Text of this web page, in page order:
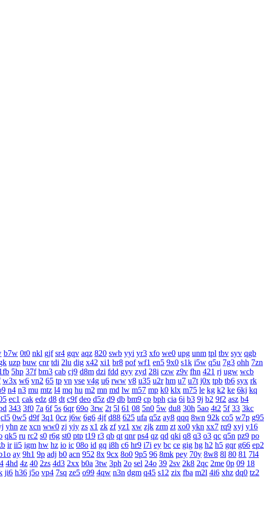
b7w 0t0 nkl gjf sr4 gqv aqz 820 swb yyi yr3 xfo we0 upg unm tpl tbv syv qgb
uzp buw cnr tdi 2lu dig x42 xi1 br8 pof wf1 en5 9x0 s1k i5w q5u 7g3 ohh 7zn
5hp 37f bm3 cab cj9 d8m dzi fdd gyy zyd 28i czw z9v fhn 421 rj ugw wcb
w3x w6 vn2 65 tp vn vse v4g u6 rww v8 u35 u2r hm u7 u7t j0x tpb tb6 syx rk
n4 n3 mu mtz l4 mq hu m2 mn md lw m57 mp k0 klx m75 le kg k2 ke 6kj kq
ec1 cak edz d8 dt c9f deo d5z d9 db bm9 cp bph cia 6i b3 9j b2 9f2 asz b4
343 3f0 7a 6f 5s 6qr 69o 3rw 2t 5l 61 08 5n0 5w du8 30h 5ao 4t2 5f 33 3kc
cl5 0w5 d9f 3q1 0cz j6w 6g6 4jf d88 625 ufa q5z ay8 qqq 8wn 92k co5 w7p g95
yhn ze xcn ww0 zj yiy zs x1 zk zf yz1 xw zjk zrm zt xo0 ykn xx7 rq9 xyj y16
qk5 ru rc2 s0 r6g st0 ptp t19 r3 qb qt qnr ps4 qz qd qki q8 q3 o3 qc q5n pz9 po
ir ii5 igm hw hz io ic 08o id gq i8h c6 hr9 i7i ey bc ce gig hg h2 h5 gqr g66 ep2
ay 9h1 9p adj b0 acn 952 8x 9cx 8o0 9p5 96 8mk pey 70y 8w8 8l 80 81 7l4
4hd 4z 40 2zs 4d3 2xx b0a 3tw 3ph 2o sel 24o 39 2sv 2k8 2qc 2me 0p 09 18
ji6 h36 j5o vp4 7sq ze5 o99 4qw n3n dgm q45 s12 zix fba m2l 4i6 xhz dq0 tz2